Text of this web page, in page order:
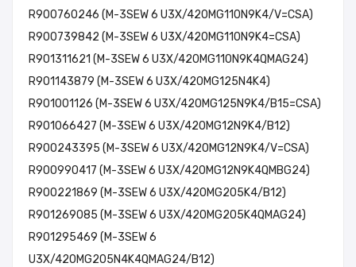
R900760246 (M-3SEW 6 U3X/420MG110N9K4/V=CSA)
R900739842 (M-3SEW 6 U3X/420MG110N9K4=CSA)
R901311621 (M-3SEW 6 U3X/420MG110N9K4QMAG24)
R901143879 (M-3SEW 6 U3X/420MG125N4K4)
R901001126 (M-3SEW 6 U3X/420MG125N9K4/B15=CSA)
R901066427 (M-3SEW 6 U3X/420MG12N9K4/B12)
R900243395 (M-3SEW 6 U3X/420MG12N9K4/V=CSA)
R900990417 (M-3SEW 6 U3X/420MG12N9K4QMBG24)
R900221869 (M-3SEW 6 U3X/420MG205K4/B12)
R901269085 (M-3SEW 6 U3X/420MG205K4QMAG24)
R901295469 (M-3SEW 6
U3X/420MG205N4K4QMAG24/B12)